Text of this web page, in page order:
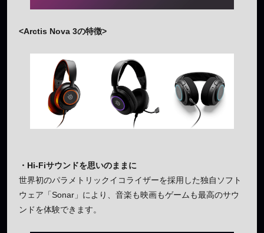
<Arctis Nova 3の特徴>
・Hi-Fiサウンドを思いのままに
世界初のパラメトリックイコライザーを採用した独自ソフト
ウェア「Sonar」により、音楽も映画もゲームも最高のサウ
ンドを体験できます。